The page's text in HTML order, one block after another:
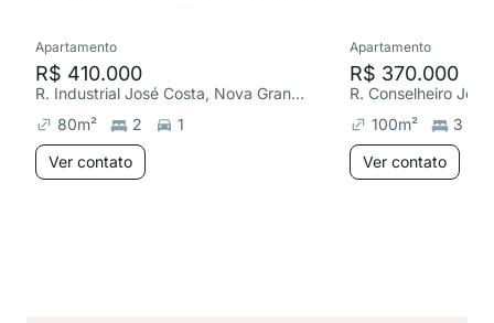
Apartamento
R$ 410.000
R. Industrial José Costa, Nova Granada
80m² 2
1
Ver contato
Apartamento
R$ 370.000
100m²
3
Ver contato